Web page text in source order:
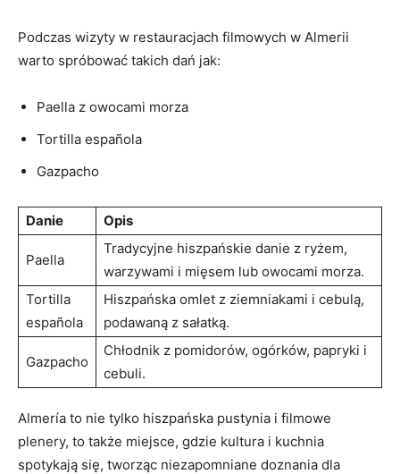
Podczas wizyty w restauracjach filmowych w Almerii ​
warto spróbować takich dań jak:
Paella z⁣ owocami⁢ morza
Tortilla española
Gazpacho
Danie Opis
Paella
Tradycyjne hiszpańskie danie z ryżem,
warzywami i mięsem‌ lub owocami morza.
Tortilla
española
Hiszpańska omlet z ziemniakami i cebulą,
podawaną⁤ z sałatką.
Gazpacho
Chłodnik z pomidorów, ‌ogórków, papryki i
cebuli.
Almería to nie tylko hiszpańska pustynia i filmowe
plenery,​ to także miejsce, gdzie kultura i kuchnia⁣
spotykają⁤ się, tworząc niezapomniane doznania dla